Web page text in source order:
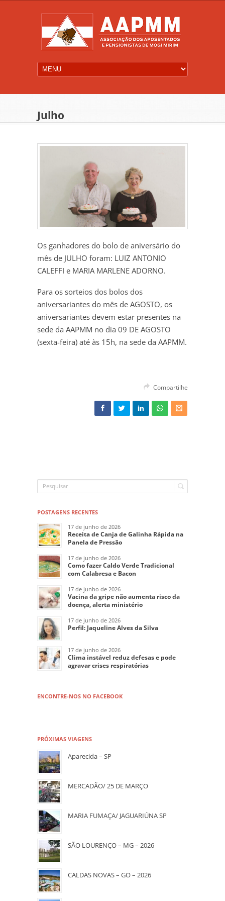
Julho
Os ganhadores do bolo de aniversário do
mês de JULHO foram: LUIZ ANTONIO
CALEFFI e MARIA MARLENE ADORNO.
Para os sorteios dos bolos dos
aniversariantes do mês de AGOSTO, os
aniversariantes devem estar presentes na
sede da AAPMM no dia 09 DE AGOSTO
(sexta-feira) até às 15h, na sede da AAPMM.
Compartilhe
POSTAGENS RECENTES
17 de junho de 2026
Receita de Canja de Galinha Rápida na
Panela de Pressão
17 de junho de 2026
Como fazer Caldo Verde Tradicional
com Calabresa e Bacon
17 de junho de 2026
Vacina da gripe não aumenta risco da
doença, alerta ministério
17 de junho de 2026
Perfil: Jaqueline Alves da Silva
17 de junho de 2026
Clima instável reduz defesas e pode
agravar crises respiratórias
ENCONTRE-NOS NO FACEBOOK
PRÓXIMAS VIAGENS
Aparecida – SP
MERCADÃO/ 25 DE MARÇO
MARIA FUMAÇA/ JAGUARIÚNA SP
SÃO LOURENÇO – MG – 2026
CALDAS NOVAS – GO – 2026